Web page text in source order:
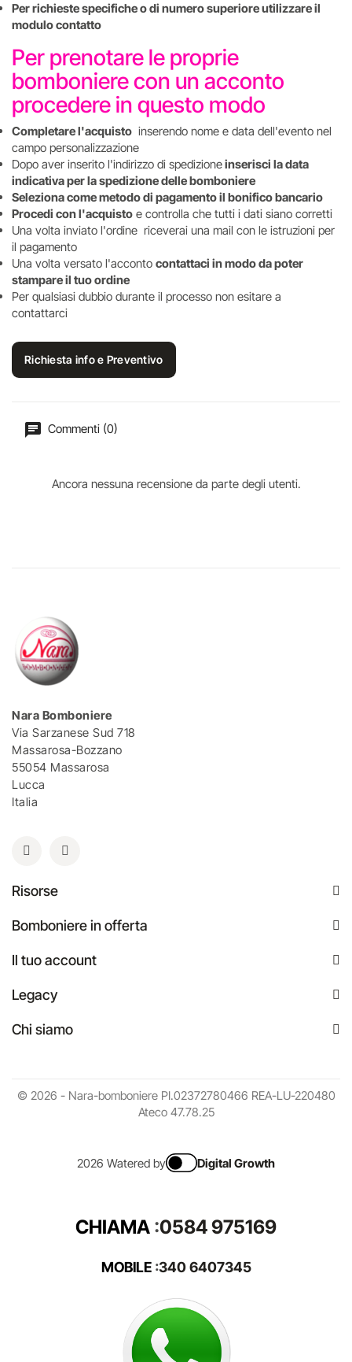
Per richieste specifiche o di numero superiore utilizzare il
modulo contatto
Per prenotare le proprie
bomboniere con un acconto
procedere in questo modo
Completare l'acquisto inserendo nome e data dell'evento nel
campo personalizzazione
Dopo aver inserito l'indirizzo di spedizioneinserisci la data
indicativa per la spedizione delle bomboniere
Seleziona come metodo di pagamento il bonifico bancario
Procedi con l'acquisto e controlla che tutti i dati siano corretti
Una volta inviato l'ordine riceverai una mail con le istruzioni per
il pagamento
Una volta versato l'acconto contattaci in modo da poter
stampare il tuo ordine
Per qualsiasi dubbio durante il processo non esitare a
contattarci
Richiesta info e Preventivo
Commenti (0)
Ancora nessuna recensione da parte degli utenti.
Nara Bomboniere
Via Sarzanese Sud 718
Massarosa-Bozzano
55054 Massarosa
Lucca
Italia
Risorse
Bomboniere in offerta
Il tuo account
Legacy
Chi siamo
© 2026 - Nara-bomboniere PI.02372780466 REA-LU-220480
Ateco 47.78.25
2026 Watered by Digital Growth
CHIAMA :0584 975169
MOBILE:340 6407345